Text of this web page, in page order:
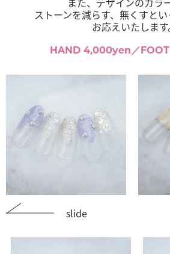
ストーンを減らす、無くすと
お応えいたします
HAND 4,000yen／
slide